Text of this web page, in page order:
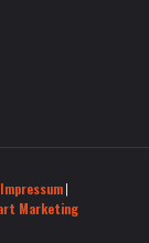
Impressum|
Marketing